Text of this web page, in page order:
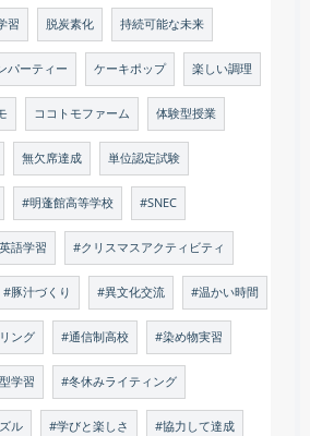
習 脱炭素化 持続可能な未来
パーティー ケーキポップ 楽しい調理
ココトモファーム 体験型授業
無欠席達成 単位認定試験
#明蓬館高等学校 #SNEC
語学習 #クリスマスアクティビティ
#豚汁づくり #異文化交流 #温かい時間
ング #通信制高校 #染め物実習
学習 #冬休みライティング
ル #学びと楽しさ #協力して達成